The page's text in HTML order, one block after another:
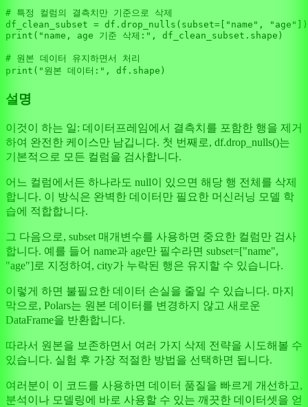
# 특정 컬럼의 결측치만 기준으로 삭제
df_clean_subset = df.drop_nulls(subset=[
"name" ,
"age"
print ( "name, age 기준 삭제:" , df_clean_subset.shape)
# 원본 데이터 유지하면서 처리
print ( "원본 데이터:"
설명
이것이 하는 일: 데이터프레임에서 결측치를 포함한 행을 제거
하여 완전한 케이스만 남깁니다. 첫 번째로, df.drop_nulls()는
기본적으로 모든 컬럼을 검사합니다.
어느 컬럼에서든 하나라도 null이 있으면 해당 행 전체를 삭제
합니다. 이 방식은 완벽한 데이터만 필요한 머신러닝 모델 학
습에 적합합니다.
그 다음으로, subset 매개변수를 사용하면 중요한 컬럼만 검사
합니다. 예를 들어 name과 age만 필수라면 subset=["name",
"age"]로 지정하여, city가 누락된 행은 유지할 수 있습니다.
이렇게 하면 불필요한 데이터 손실을 줄일 수 있습니다. 마지
막으로, Polars는 원본 데이터를 변경하지 않고 새로운
DataFrame을 반환합니다.
따라서 원본을 보존하면서 여러 가지 삭제 전략을 시도해볼 수
있습니다. 실험 후 가장 적절한 방법을 선택하면 됩니다.
여러분이 이 코드를 사용하면 데이터 품질을 빠르게 개선하고,
분석이나 모델링에 바로 사용할 수 있는 깨끗한 데이터셋을 얻